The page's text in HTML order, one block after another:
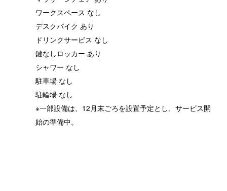
ワークスペース なし
デスクバイク あり
ドリンクサービス なし
鍵なしロッカー あり
シャワー なし
駐車場 なし
駐輪場 なし
※一部設備は、12月末ごろを設置予定とし、サービス開
始の準備中。